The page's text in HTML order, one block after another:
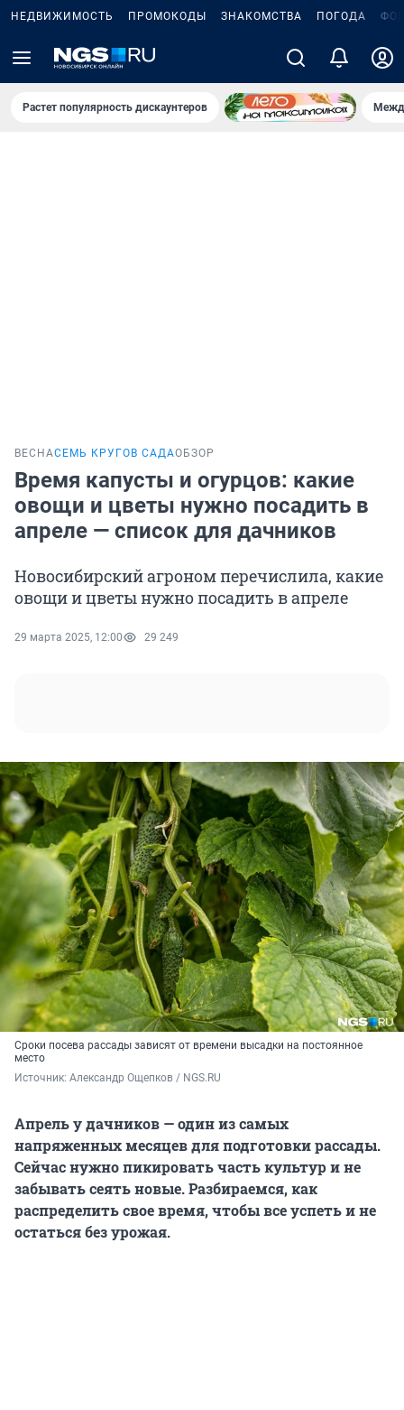
НЕДВИЖИМОСТЬ ПРОМОКОДЫ ЗНАКОМСТВА ПОГОДА
Растет популярность дискаунтеров
ВЕСНАСЕМЬ КРУГОВ САДАОБЗОР
Время капусты и огурцов: какие
овощи и цветы нужно посадить в
апреле — список для дачников
Новосибирский агроном перечислила, какие
овощи и цветы нужно посадить в апреле
29 марта 2025, 12:00 29 249
Сроки посева рассады зависят от времени высадки на постоянное
место
Источник: Александр Ощепков / NGS.RU
Апрель у дачников — один из самых
напряженных месяцев для подготовки рассады.
Сейчас нужно пикировать часть культур и не
забывать сеять новые. Разбираемся, как
распределить свое время, чтобы все успеть и не
остаться без урожая.